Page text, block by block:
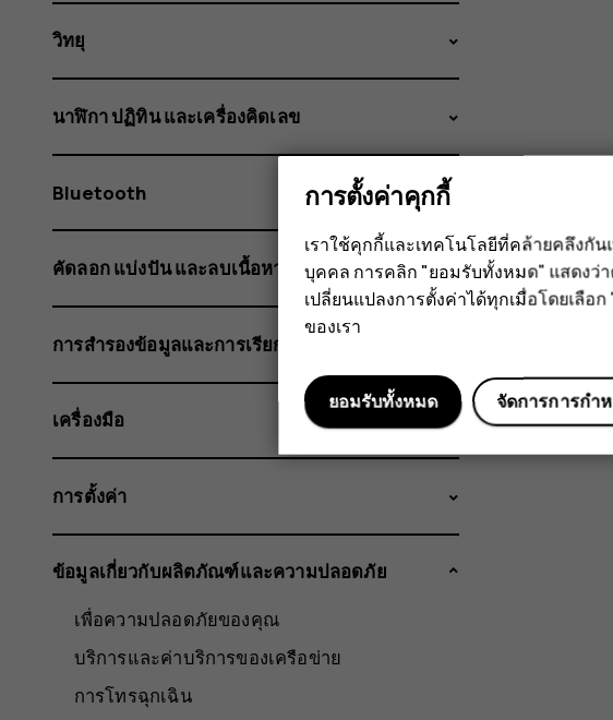
วิทยุ
นาฬิกา ปฏิทิน และเครื่องคิดเลข
Bluetooth
คัดลอก แบ่งปัน และลบเนื้อหา
การสำรองข้อมูลและการเรียกข้อมูล
เครื่องมือ
การตั้งค่า
ข้อมูลเกี่ยวกับผลิตภัณฑ์และความปลอดภัย
เพื่อความปลอดภัยของคุณ
บริการและค่าบริการของเครือข่าย
การโทรฉุกเฉิน
การตั้งค่าคุกกี้
เราใช้คุกกี้และเทคโนโลยีที่คล้ายคลึงกั
บุคคล การคลิก "ยอมรับทั้งหมด" แสดง
เปลี่ยนแปลงการตั้งค่าได้ทุกเมื่อโดยเลือ
ของเรา
จัดการการก
ยอมรับทั้งหมด